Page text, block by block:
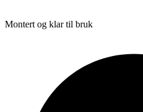
Montert og klar til bruk